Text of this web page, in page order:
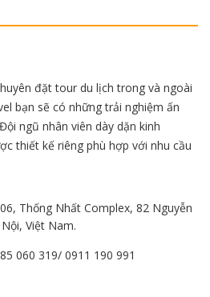
đặt tour du lịch trong và ngoài
bạn sẽ có những trải nghiệm ấn
ngũ nhân viên dày dặn kinh
thiết kế riêng phù hợp với nhu cầu
Thống Nhất Complex, 82 Nguyễn
Việt Nam.
060 319/ 0911 190 991